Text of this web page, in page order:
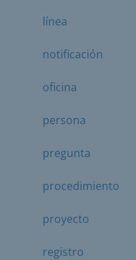
línea
notificación
oficina
persona
pregunta
procedimiento
proyecto
registro